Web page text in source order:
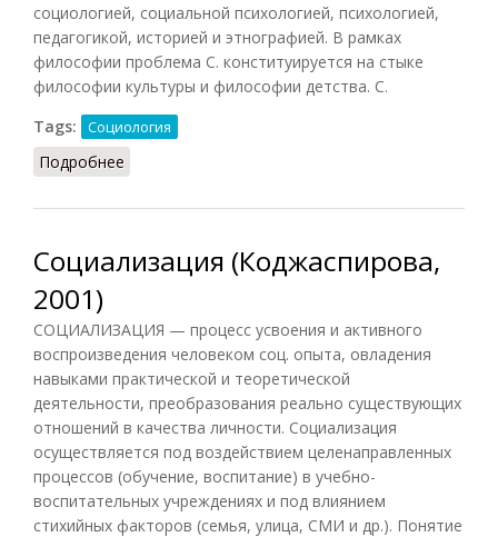
социологией, социальной психологией, психологией,
педагогикой, историей и этнографией. В рамках
философии проблема С. конституируется на стыке
философии культуры и философии детства. С.
Tags:
Социология
Подробнее
Социализация (Коджаспирова,
2001)
СОЦИАЛИЗАЦИЯ — процесс усвоения и активного
воспроизведения человеком соц. опыта, овладения
навыками практической и теоретической
деятельности, преобразования реально существующих
отношений в качества личности. Социализация
осуществляется под воздействием целенаправленных
процессов (обучение, воспитание) в учебно-
воспитательных учреждениях и под влиянием
стихийных факторов (семья, улица, СМИ и др.). Понятие